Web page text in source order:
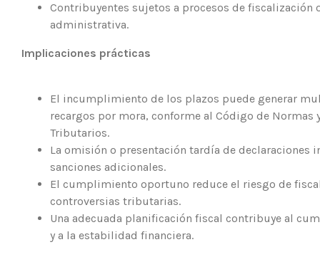
Contribuyentes sujetos a procesos de fiscalización
administrativa.
Implicaciones prácticas
El incumplimiento de los plazos puede generar
recargos por mora, conforme al Código de Normas
Tributarios.
La omisión o presentación tardía de declaraciones
sanciones adicionales.
El cumplimiento oportuno reduce el riesgo de
controversias tributarias.
Una adecuada planificación fiscal contribuye al
y a la estabilidad financiera.